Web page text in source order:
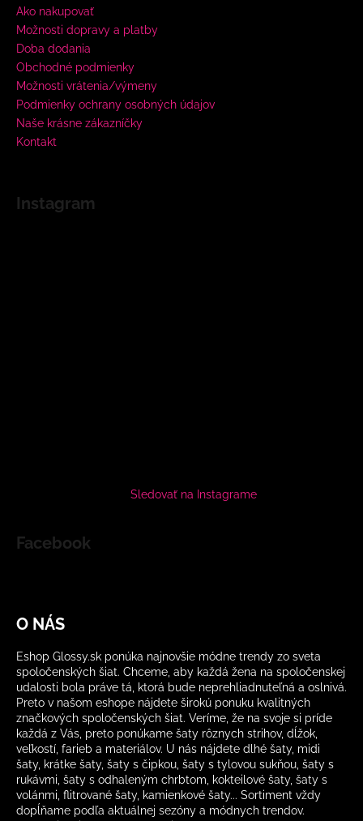
Ako nakupovať
Možnosti dopravy a platby
Doba dodania
Obchodné podmienky
Možnosti vrátenia/výmeny
Podmienky ochrany osobných údajov
Naše krásne zákazníčky
Kontakt
Instagram
Sledovať na Instagrame
Facebook
O NÁS
Eshop Glossy.sk ponúka najnovšie módne trendy zo sveta
spoločenských šiat. Chceme, aby každá žena na spoločenskej
udalosti bola práve tá, ktorá bude neprehliadnuteľná a oslnivá.
Preto v našom eshope nájdete širokú ponuku kvalitných
značkových spoločenských šiat. Veríme, že na svoje si príde
každá z Vás, preto ponúkame šaty rôznych strihov, dĺžok,
veľkostí, farieb a materiálov. U nás nájdete dlhé šaty, midi
šaty, krátke šaty, šaty s čipkou, šaty s tylovou sukňou, šaty s
rukávmi, šaty s odhaleným chrbtom, kokteilové šaty, šaty s
volánmi, flitrované šaty, kamienkové šaty... Sortiment vždy
dopĺňame podľa aktuálnej sezóny a módnych trendov.